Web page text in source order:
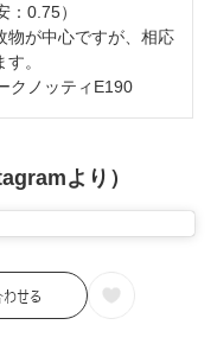
：0.75）
物が中心ですが、相応
。
クノッティE190
より）